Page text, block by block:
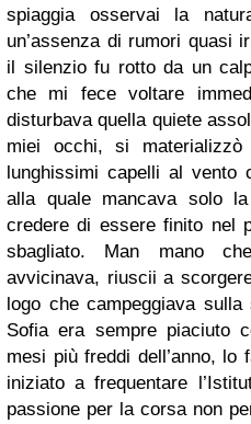
spiaggia osservai la
un’assenza di rumori quasi
il silenzio fu rotto da un
che mi fece voltare
disturbava quella quiete
miei occhi, si
lunghissimi capelli al
alla quale mancava solo
credere di essere finito nel
sbagliato. Man mano
avvicinava, riuscii a
logo che campeggiava
Sofia era sempre piaciuto
mesi più freddi dell’anno, lo
iniziato a frequentare
passione per la corsa non